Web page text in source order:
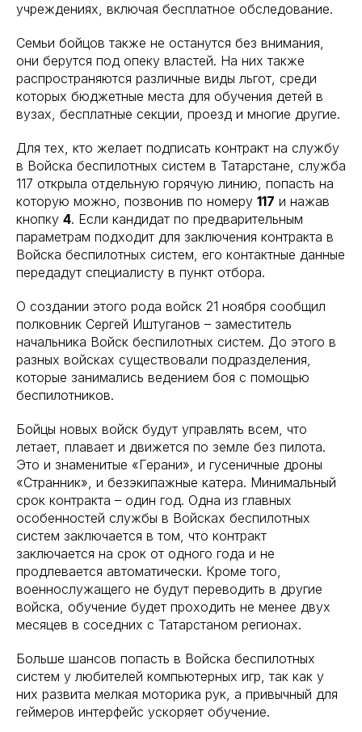
учреждениях, включая бесплатное обследование.
Семьи бойцов также не останутся без внимания,
они берутся под опеку властей. На них также
распространяются различные виды льгот, среди
которых бюджетные места для обучения детей в
вузах, бесплатные секции, проезд и многие другие.
Для тех, кто желает подписать контракт на службу
в Войска беспилотных систем в Татарстане, служба
117 открыла отдельную горячую линию, попасть на
которую можно, позвонив по номеру 117 и нажав
кнопку 4. Если кандидат по предварительным
параметрам подходит для заключения контракта в
Войска беспилотных систем, его контактные данные
передадут специалисту в пункт отбора.
О создании этого рода войск 21 ноября сообщил
полковник Сергей Иштуганов – заместитель
начальника Войск беспилотных систем. До этого в
разных войсках существовали подразделения,
которые занимались ведением боя с помощью
беспилотников.
Бойцы новых войск будут управлять всем, что
летает, плавает и движется по земле без пилота.
Это и знаменитые «Герани», и гусеничные дроны
«Странник», и безэкипажные катера. Минимальный
срок контракта – один год. Одна из главных
особенностей службы в Войсках беспилотных
систем заключается в том, что контракт
заключается на срок от одного года и не
продлевается автоматически. Кроме того,
военнослужащего не будут переводить в другие
войска, обучение будет проходить не менее двух
месяцев в соседних с Татарстаном регионах.
Больше шансов попасть в Войска беспилотных
систем у любителей компьютерных игр, так как у
них развита мелкая моторика рук, а привычный для
геймеров интерфейс ускоряет обучение.